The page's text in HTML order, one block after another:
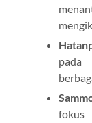
pada
fokus